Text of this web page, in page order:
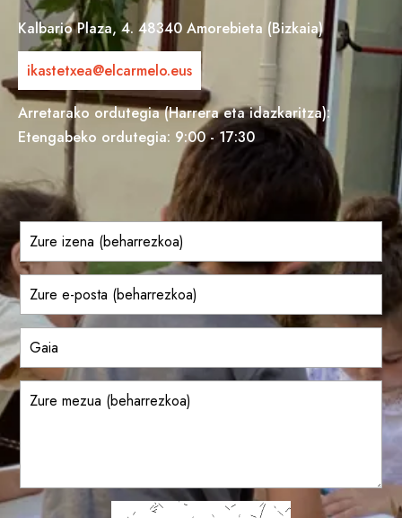
Kalbario Plaza, 4. 48340 Amorebieta (Bizkaia)
ikastetxea@elcarmelo.eus
Arretarako ordutegia (Harrera eta idazkaritza):
Etengabeko ordutegia: 9:00 - 17:30